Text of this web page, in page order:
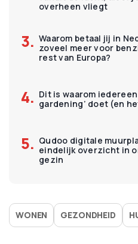
overheen vliegt
Waarom betaal jij in
zoveel meer voor
rest van Europa?
Dit is waarom iedereen
gardening’ doet (en
Qudoo digitale
eindelijk overzicht in
gezin
WONEN GEZONDHEID